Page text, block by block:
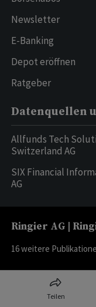
Teilen
Newsletter
E-Banking
Depot eröffnen
Ratgeber
Datenquellen
Allfunds Tech
Switzerland AG
SIX Financial
AG
Ringier AG |
16weitere